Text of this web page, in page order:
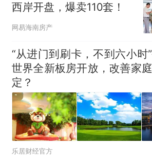
西岸开盘，爆卖110套！
网易海南房产
“从进门到刷卡，不到六小
世界全新板房开放，改善家
定？
乐居财经官方